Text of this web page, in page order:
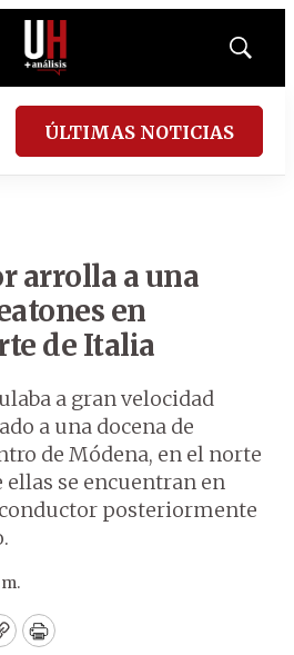
Mostrar
ÚLTIMAS NOTICIAS
arrolla a una
en
de Italia
a gran velocidad
a una docena de
de Módena, en el norte
ellas se encuentran en
posteriormente
Print